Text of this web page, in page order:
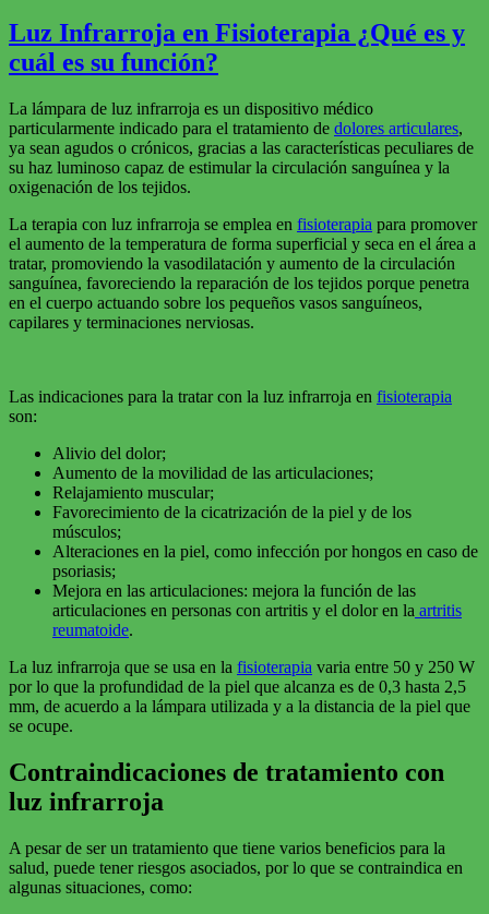
Luz Infrarroja en Fisioterapia ¿Qué es y
cuál es su función?
La lámpara de luz infrarroja es un dispositivo médico
particularmente indicado para el tratamiento de dolores articulares,
ya sean agudos o crónicos, gracias a las características peculiares de
su haz luminoso capaz de estimular la circulación sanguínea y la
oxigenación de los tejidos.
La terapia con luz infrarroja se emplea en fisioterapia para promover
el aumento de la temperatura de forma superficial y seca en el área a
tratar, promoviendo la vasodilatación y aumento de la circulación
sanguínea, favoreciendo la reparación de los tejidos porque penetra
en el cuerpo actuando sobre los pequeños vasos sanguíneos,
capilares y terminaciones nerviosas.
Las indicaciones para la tratar con la luz infrarroja en fisioterapia
son:
Alivio del dolor;
Aumento de la movilidad de las articulaciones;
Relajamiento muscular;
Favorecimiento de la cicatrización de la piel y de los
músculos;
Alteraciones en la piel, como infección por hongos en caso de
psoriasis;
Mejora en las articulaciones: mejora la función de las
articulaciones en personas con artritis y el dolor en la artritis
reumatoide.
La luz infrarroja que se usa en la fisioterapia varia entre 50 y 250 W
por lo que la profundidad de la piel que alcanza es de 0,3 hasta 2,5
mm, de acuerdo a la lámpara utilizada y a la distancia de la piel que
se ocupe.
Contraindicaciones de tratamiento con
luz infrarroja
A pesar de ser un tratamiento que tiene varios beneficios para la
salud, puede tener riesgos asociados, por lo que se contraindica en
algunas situaciones, como: